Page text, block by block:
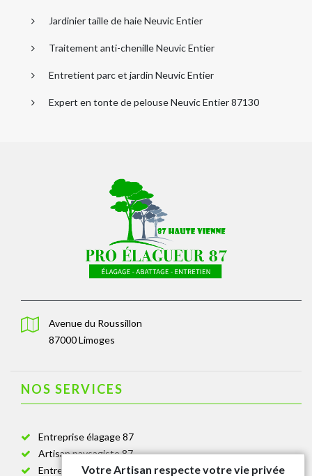
Jardinier taille de haie Neuvic Entier
Traitement anti-chenille Neuvic Entier
Entretient parc et jardin Neuvic Entier
Expert en tonte de pelouse Neuvic Entier 87130
Avenue du Roussillon
87000 Limoges
NOS SERVICES
Entreprise élagage 87
Artisan paysagiste 87
Entreprise de jardinage 87
Votre Artisan respecte votre vie privée